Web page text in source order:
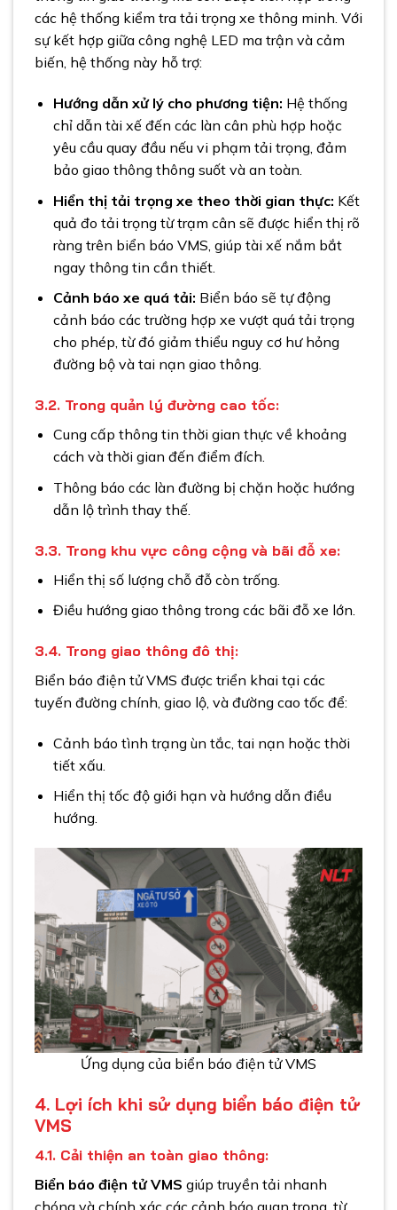
các hệ thống kiểm tra tải trọng xe thông minh. Với
sự kết hợp giữa công nghệ LED ma trận và cảm
biến, hệ thống này hỗ trợ:
Hướng dẫn xử lý cho phương tiện: Hệ thống
chỉ dẫn tài xế đến các làn cân phù hợp hoặc
yêu cầu quay đầu nếu vi phạm tải trọng, đảm
bảo giao thông thông suốt và an toàn.
Hiển thị tải trọng xe theo thời gian thực: Kết
quả đo tải trọng từ trạm cân sẽ được hiển thị rõ
ràng trên biển báo VMS, giúp tài xế nắm bắt
ngay thông tin cần thiết.
Cảnh báo xe quá tải: Biển báo sẽ tự động
cảnh báo các trường hợp xe vượt quá tải trọng
cho phép, từ đó giảm thiểu nguy cơ hư hỏng
đường bộ và tai nạn giao thông.
3.2. Trong quản lý đường cao tốc:
Cung cấp thông tin thời gian thực về khoảng
cách và thời gian đến điểm đích.
Thông báo các làn đường bị chặn hoặc hướng
dẫn lộ trình thay thế.
3.3. Trong khu vực công cộng và bãi đỗ xe:
Hiển thị số lượng chỗ đỗ còn trống.
Điều hướng giao thông trong các bãi đỗ xe lớn.
3.4. Trong giao thông đô thị:
Biển báo điện tử VMS được triển khai tại các
tuyến đường chính, giao lộ, và đường cao tốc để:
Cảnh báo tình trạng ùn tắc, tai nạn hoặc thời
tiết xấu.
Hiển thị tốc độ giới hạn và hướng dẫn điều
hướng.
Ứng dụng của biển báo điện tử VMS
4. Lợi ích khi sử dụng biển báo điện tử
VMS
4.1. Cải thiện an toàn giao thông:
Biển báo điện tử VMS giúp truyền tải nhanh